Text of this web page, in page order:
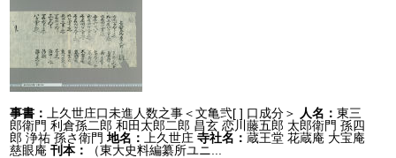
事書： 上久世庄口未進人数之事＜文亀弐[ ] 口成分＞ 人名：東三
郎衛門 利倉孫二郎 和田太郎二郎 昌玄 恋川藤五郎 太郎衛門 孫四
郎 浄祐 孫さ衛門 地名： 上久世庄 寺社名：蔵王堂 花蔵庵 大宝庵
慈眼庵 刊本： （東大史料編纂所ユニ...